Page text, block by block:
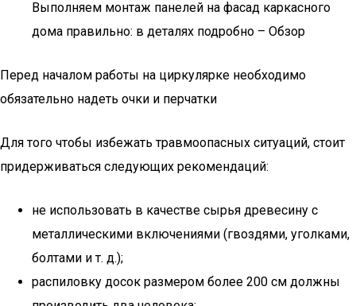
Выполняем монтаж панелей на фасад каркасного
дома правильно: в деталях подробно – Обзор
Перед началом работы на циркулярке необходимо
обязательно надеть очки и перчатки
Для того чтобы избежать травмоопасных ситуаций, стоит
придерживаться следующих рекомендаций:
не использовать в качестве сырья древесину с
металлическими включениями (гвоздями, уголками,
болтами и т. д.);
распиловку досок размером более 200 см должны